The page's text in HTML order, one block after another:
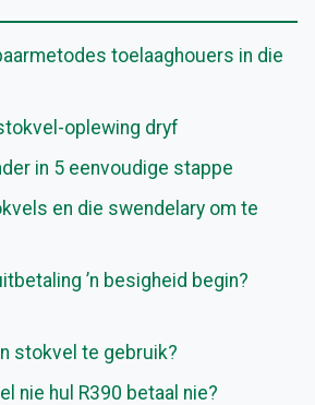
toelaaghouers in die
oplewing dryf
in 5 eenvoudige stappe
en die swendelary om te
’n besigheid begin?
stokvel te gebruik?
nie hul R390 betaal nie?